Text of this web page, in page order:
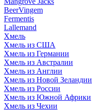
BeerVingem
Fermentis
Lallemand
Хмель
Хмель из США
Хмель из Германии
Хмель из Австралии
Хмель из Англии
Хмель из Новой Зеландии
Хмель из России
Хмель из Южной Африки
Хмель из Чехии